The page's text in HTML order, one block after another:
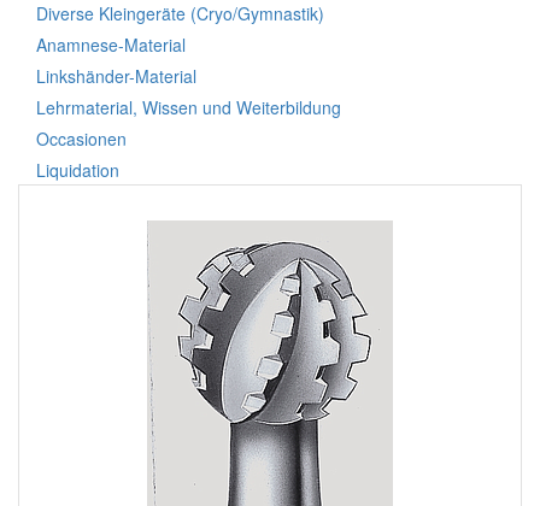
Diverse Kleingeräte (Cryo/Gymnastik)
Anamnese-Material
Linkshänder-Material
Lehrmaterial, Wissen und Weiterbildung
Occasionen
Liquidation